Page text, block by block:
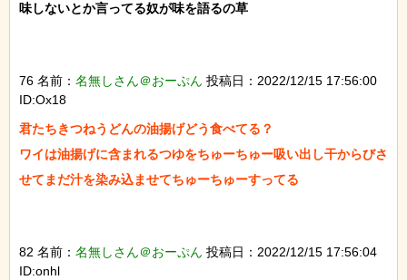
味しないとか言ってる奴が味を語るの草
76 名前： 名無しさん＠おーぷん 投稿日：2022/12/15 17:56:00
ID:Ox18
君たちきつねうどんの油揚げどう食べてる？
ワイは油揚げに含まれるつゆをちゅーちゅー吸い出し干からびさ
せてまだ汁を染み込ませてちゅーちゅーすってる
82 名前： 名無しさん＠おーぷん 投稿日：2022/12/15 17:56:04
ID:onhl